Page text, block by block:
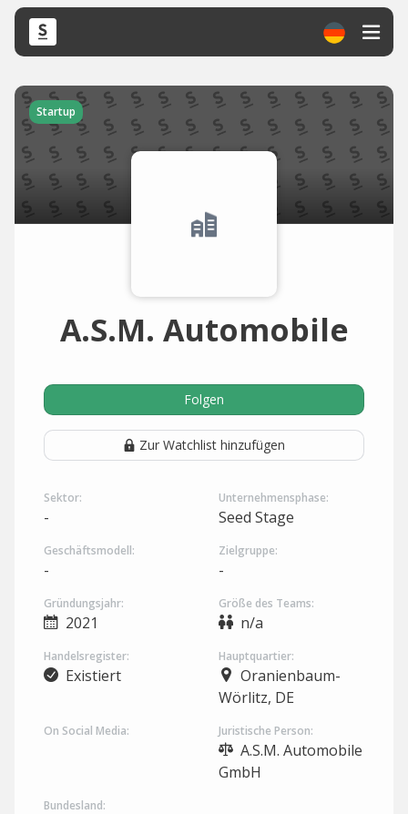
Startup
A.S.M. Automobile
Folgen
Zur Watchlist hinzufügen
Sektor:
-
Unternehmensphase:
Seed Stage
Geschäftsmodell:
-
Zielgruppe:
-
Gründungsjahr:
2021
Größe des Teams:
n/a
Handelsregister:
Existiert
Hauptquartier:
Oranienbaum-
Wörlitz, DE
On Social Media: Juristische Person:
A.S.M. Automobile
GmbH
Bundesland: